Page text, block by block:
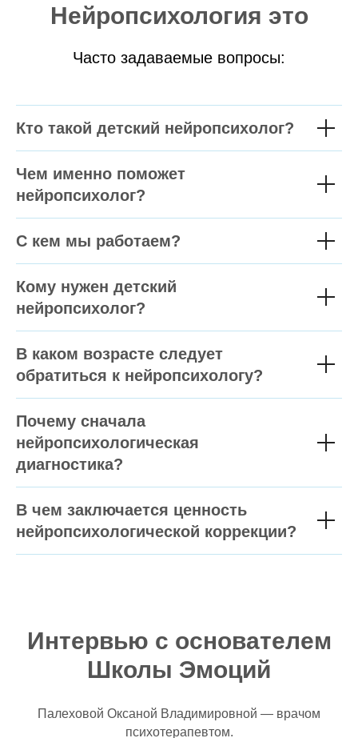
Нейропсихология это
Часто задаваемые вопросы:
Кто такой детский нейропсихолог?
Чем именно поможет
нейропсихолог?
С кем мы работаем?
Кому нужен детский
нейропсихолог?
В каком возрасте следует
обратиться к нейропсихологу?
Почему сначала
нейропсихологическая
диагностика?
В чем заключается ценность
нейропсихологической коррекции?
Интервью с основателем
Школы Эмоций
Палеховой Оксаной Владимировной — врачом
психотерапевтом.